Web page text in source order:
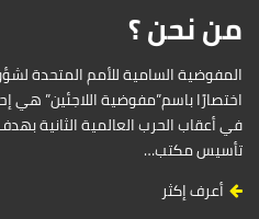
e
b
a
r
من نحن ؟
اختصارًا باسم”مفوضية اللاجئين”
في أعقاب الحرب العالمية الثانية
تأسيس مكتب…
أعرف إكثر